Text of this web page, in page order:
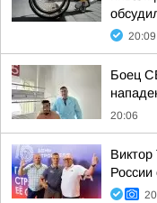
20:09
Боец
20:06